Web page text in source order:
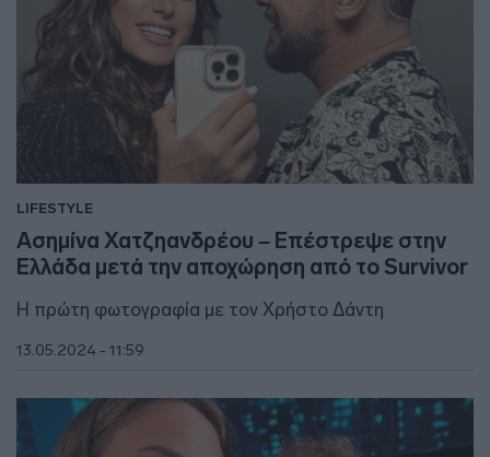
LIFESTYLE
Ασημίνα Χατζηανδρέου – Επέστρεψε στην
Ελλάδα μετά την αποχώρηση από το Survivor
Η πρώτη φωτογραφία με τον Χρήστο Δάντη
13.05.2024 - 11:59